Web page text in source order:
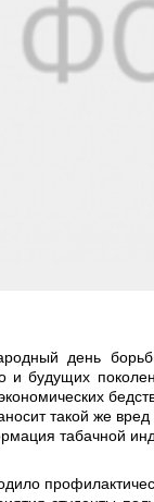
день
и будущих
такой же
табачной